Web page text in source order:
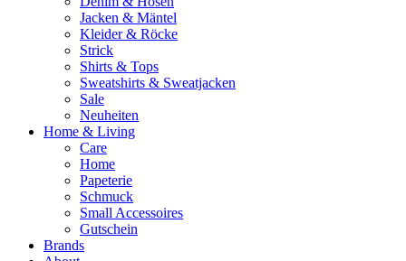
Jacken & Mäntel
Kleider & Röcke
Strick
Shirts & Tops
Sweatshirts & Sweatjacken
Sale
Neuheiten
Home & Living
Care
Home
Papeterie
Schmuck
Small Accessoires
Gutschein
Brands